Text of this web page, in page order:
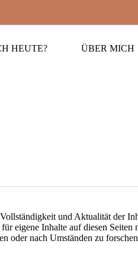
HEUTE? ÜBER MICH
und Aktualität der
eigene Inhalte auf diesen Seiten
oder nach Umständen zu